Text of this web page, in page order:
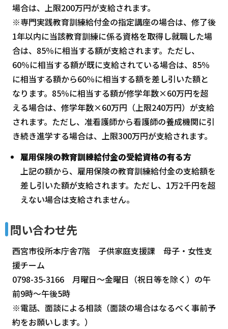
場合は、上限200万円が支給されます。
※専門実践教育訓練給付金の指定講座の場合は、修了後
1年以内に当該教育訓練に係る資格を取得し就職した場
合は、85％に相当する額が支給されます。ただし、
60％に相当する額が既に支給されている場合は、85％
に相当する額から60％に相当する額を差し引いた額と
なります。85％に相当する額が修学年数×60万円を超
える場合は、修学年数×60万円（上限240万円）が支給
されます。ただし、准看護師から看護師の養成機関に引
き続き進学する場合は、上限300万円が支給されます。
雇用保険の教育訓練給付金の受給資格の有る方
上記の額から、雇用保険の教育訓練給付金の支給額を
差し引いた額が支給されます。ただし、1万2千円を超
えない場合は支給されません。
問い合わせ先
西宮市役所本庁舎7階 子供家庭支援課 母子・女性支
援チーム
0798-35-3166 月曜日～金曜日（祝日等を除く）の午
前9時～午後5時
※電話、面談による相談（面談の場合はなるべく事前予
約をお願いします。）